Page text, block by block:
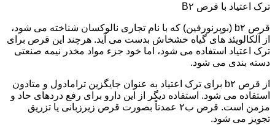
ترک اعتیاد با قرص B۲
قرص b۲ (بوپرنورفین) که با نام تجاری نالوکسان شناخته می شود،
از آلکالویئد های گیاه خشخاش بدست می آید. هرچند این قرص برای
ترک اعتیاد استفاده می شود، اما خود جزء مواد مخدر نیمه صنعتی
دسته بندی می شود.
از قرص b۲ برای ترک اعتیاد به عنوان جایگزین ترامادول و متادون
استفاده می شود. استفاده دیگر از این دارو برای رفع دردهای حاد و
مزمن است. قرص ب۲ عمدتاً بصورت قرص زیرزبانی یا تزریق
تجویز می شود.